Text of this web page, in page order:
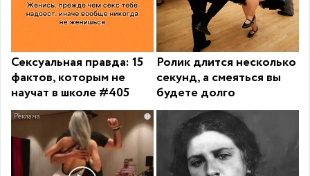
Сексуальная правда: 15
фактов, которым не
научат в школе #405
Ролик длится несколько
секунд, а смеяться вы
будете долго
i